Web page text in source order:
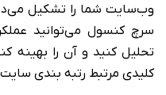
وب‌سایت شما را تشکیل
سرچ کنسول می‌توانید
تحلیل کنید و آن را بهینه
کلیدی مرتبط رتبه بندی